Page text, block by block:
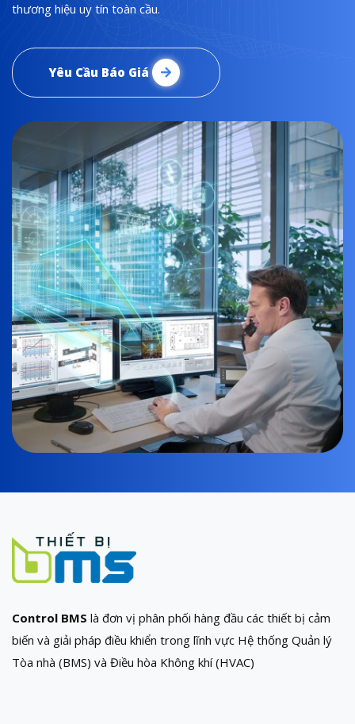
thương hiệu uy tín toàn cầu.
Yêu Cầu Báo Giá
Control BMS là đơn vị phân phối hàng đầu các thiết bị cảm
biến và giải pháp điều khiển trong lĩnh vực Hệ thống Quản lý
Tòa nhà (BMS) và Điều hòa Không khí (HVAC)